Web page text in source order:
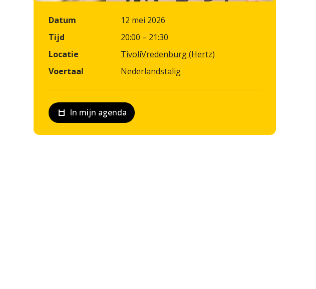
Datum
12 mei 2026
Tijd
20:00 – 21:30
Locatie
TivoliVredenburg (Hertz)
Voertaal
Nederlandstalig
In mijn agenda